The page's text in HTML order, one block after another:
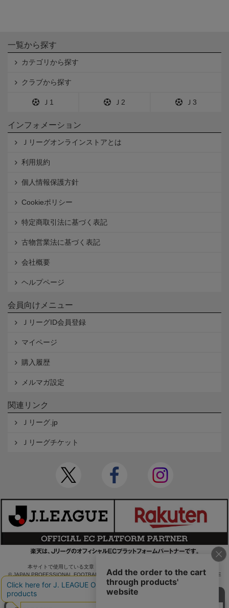
一覧から探す
カテゴリから探す
クラブから探す
Ｊ1 Ｊ2 Ｊ3
インフォメーション
Ｊリーグオンラインストアとは
利用規約
個人情報保護方針
Cookieポリシー
特定商取引法に基づく表記
古物営業法に基づく表記
会社概要
ヘルプページ
会員向けメニュー
ＪリーグID会員登録
マイページ
購入履歴
メルマガ設定
関連リンク
Ｊリーグ.jp
Ｊリーグチケット
本サイトで使用している文章・画像等の無断での複製・転載を禁止します。
© JAPAN PROFESSIONAL FOOTBALL LEAGUE Rakuten Group, Inc. ALL RIGHTS RE
SERVED.